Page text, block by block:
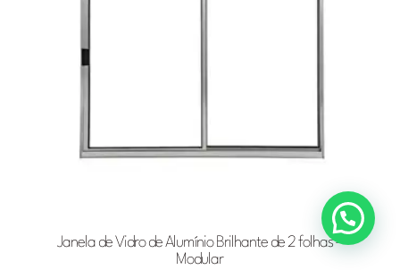
Janela de Vidro de Alumínio Brilhante de 2 folhas –
Modular